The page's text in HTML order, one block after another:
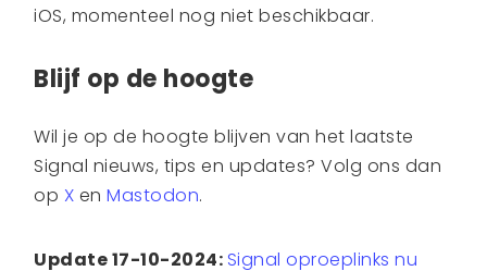
iOS, momenteel nog niet beschikbaar.
Blijf op de hoogte
Wil je op de hoogte blijven van het laatste
Signal nieuws, tips en updates? Volg ons dan
op X enMastodon.
Update 17-10-2024: Signal oproeplinks nu